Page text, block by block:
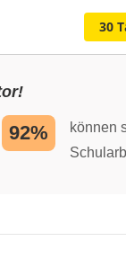
30
92%
können